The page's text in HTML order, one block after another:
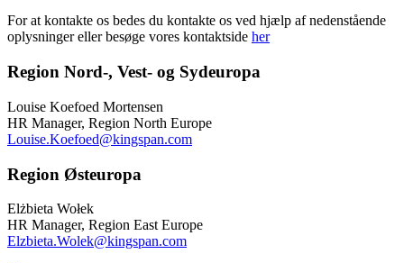
For at kontakte os bedes du kontakte os ved hjælp af nedenstående
oplysninger eller besøge vores kontaktside her
Region Nord-, Vest- og Sydeuropa
Louise Koefoed Mortensen
HR Manager, Region North Europe
Louise.Koefoed@kingspan.com
Region Østeuropa
Elżbieta Wołek
HR Manager, Region East Europe
Elzbieta.Wolek@kingspan.com